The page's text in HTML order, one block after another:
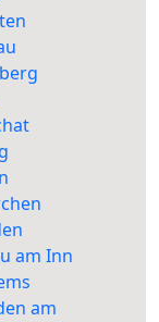
am Inn
am